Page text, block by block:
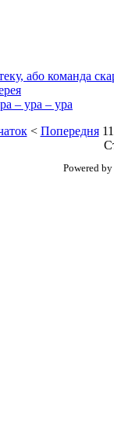
або команда
– ура – ура
< Попередня 11
Powered by